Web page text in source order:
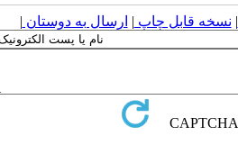
نسخه قابل چاپ| ارسال به دوستان|